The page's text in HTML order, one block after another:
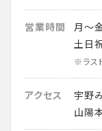
営業時間
月～
土日
※ラス
アクセス
宇野
山陽